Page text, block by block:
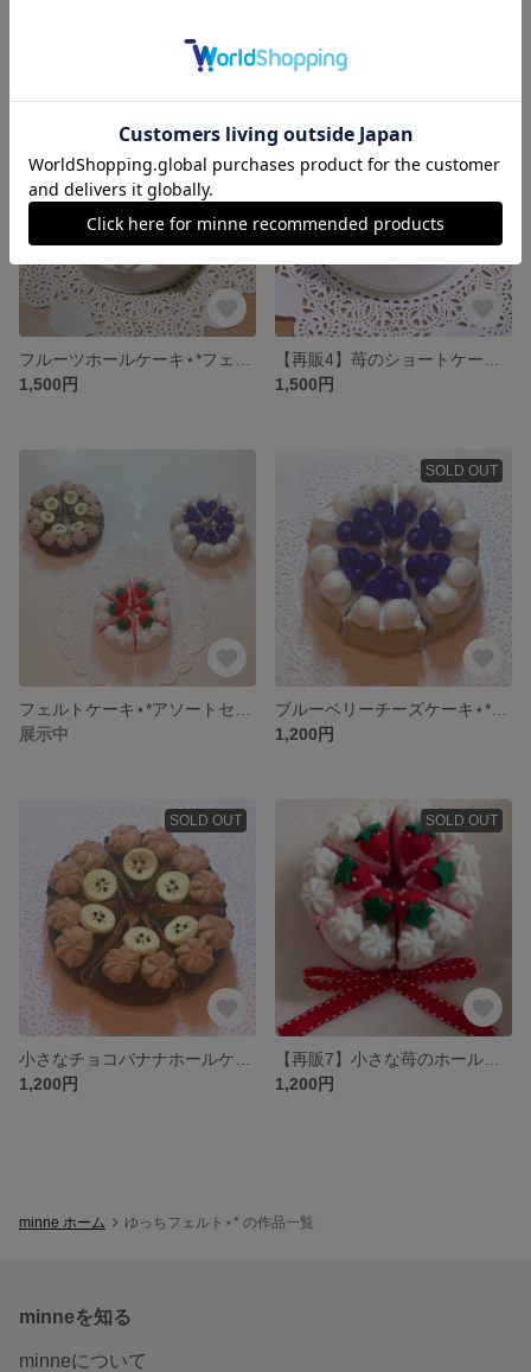
1,500円
1,500円
展示中
SOLD OUT
1,200円
SOLD OUT
1,200円
SOLD OUT
1,200円
minne ホーム ゆっちフェルト⋆* の作品一覧
minneを知る
minneについて